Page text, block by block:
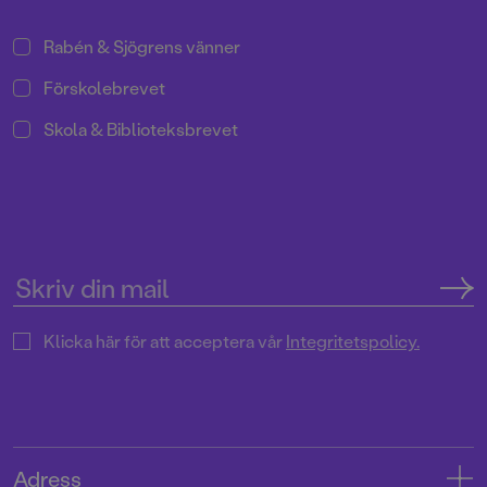
Rabén & Sjögrens vänner
Förskolebrevet
Skola & Biblioteksbrevet
Klicka här för att acceptera vårIntegritetspolicy.
Adress